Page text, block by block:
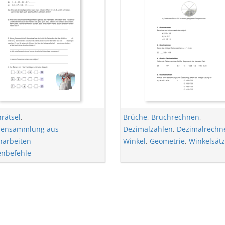
,
aus
Brüche, Bruchrechnen,
Dezimalzahlen,
Winkel, Geometrie,